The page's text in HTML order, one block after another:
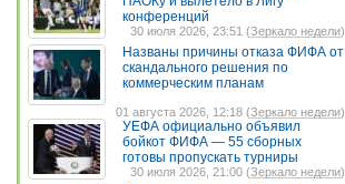
конференций
30 июля 2026, 23:51 (Зеркало недели)
Названы причины отказа ФИФА от
скандального решения по
коммерческим планам
01 августа 2026, 12:18 (Зеркало недели)
УЕФА официально объявил
бойкот ФИФА — 55 сборных
готовы пропускать турниры
30 июля 2026, 21:00 (Зеркало недели)